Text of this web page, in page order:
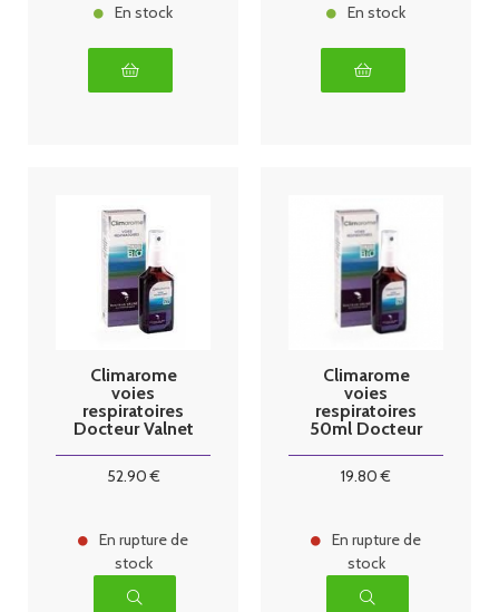
En stock En stock
Climarome
voies
respiratoires
Docteur Valnet
52.90€
En rupture de
stock
Climarome
voies
respiratoires
50ml Docteur
19.80 €
En rupture de
stock